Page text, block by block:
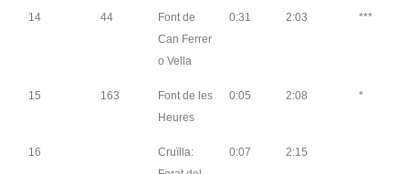
14 44
Font de
Can Ferrer
o Vella
0:31 2:03 ***
15 163
Font de les
Heures
0:05 2:08 *
16
Cruïlla:
0:07 2:15